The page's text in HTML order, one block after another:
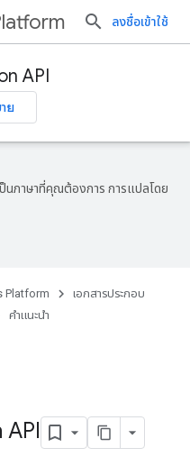
ลงชื่อเข้าใช้
API
ย
นภาษาที่คุณต้องการ การแปลโดย
Platform
เอกสารประกอบ
คำแนะนำ